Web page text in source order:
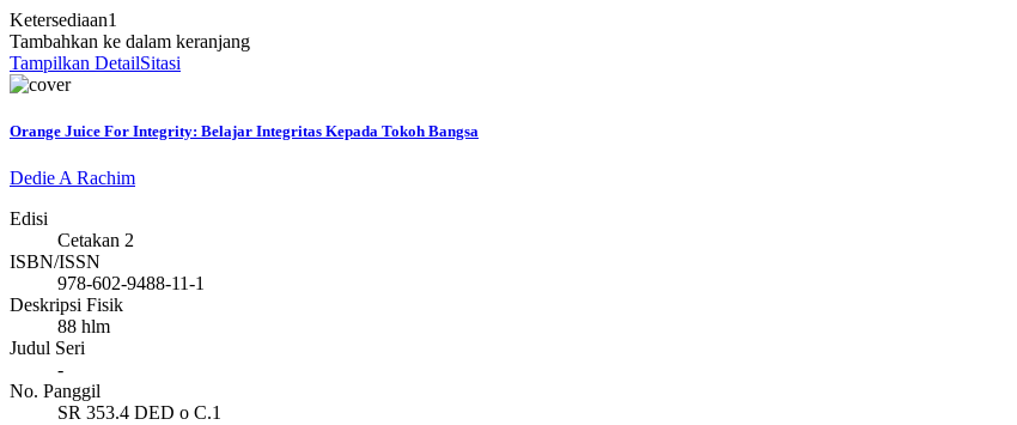
Ketersediaan1
Tambahkan ke dalam keranjang
Tampilkan DetailSitasi
Orange Juice For Integrity: Belajar Integritas Kepada Tokoh Bangsa
Dedie A Rachim
Edisi
Cetakan 2
ISBN/ISSN
978-602-9488-11-1
Deskripsi Fisik
88 hlm
Judul Seri
-
No. Panggil
SR 353.4 DED o C.1